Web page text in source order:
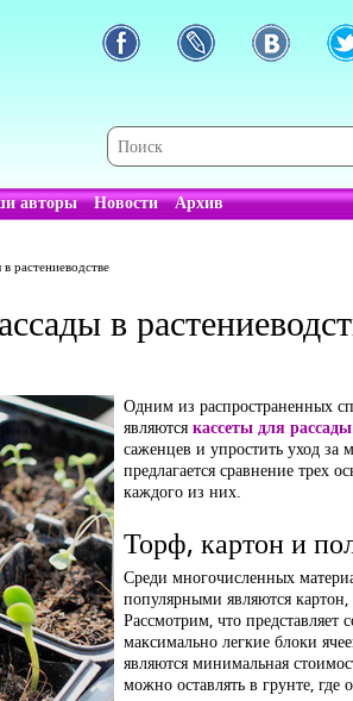
авторы Новости Архив
растениеводстве
в
Одним из распространенных
являются кассеты для рассады
саженцев и упростить уход
предлагается сравнение трех
каждого из них.
Торф, картон и
Среди многочисленных
популярными являются
Рассмотрим, что
максимально легкие блоки
являются минимальная
можно оставлять в грунте, где